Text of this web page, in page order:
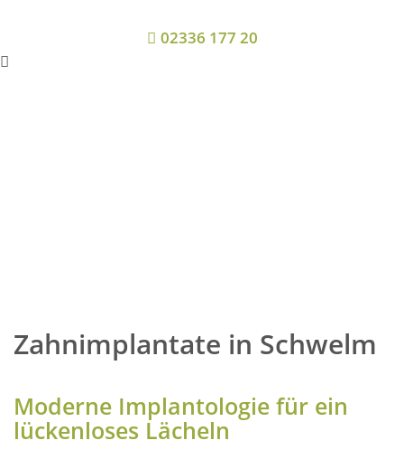
02336 177 20
Zahnimplantate in Schwelm
Moderne Implantologie für ein
lückenloses Lächeln